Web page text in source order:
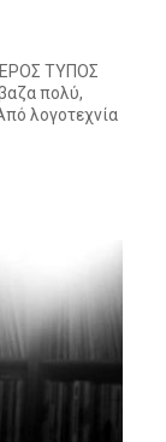
ΤΥΠΟΣ
πολύ,
λογοτεχνία